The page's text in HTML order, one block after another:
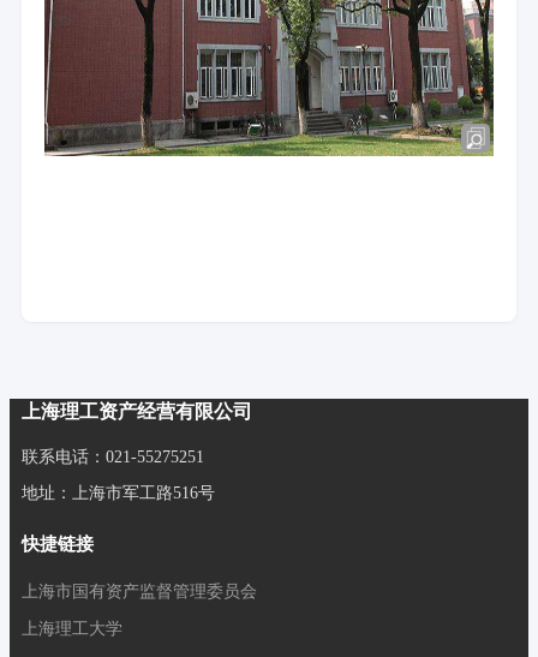
上海理工资产经营有限公司
联系电话：021-55275251
地址：上海市军工路516号
快捷链接
上海市国有资产监督管理委员会
上海理工大学